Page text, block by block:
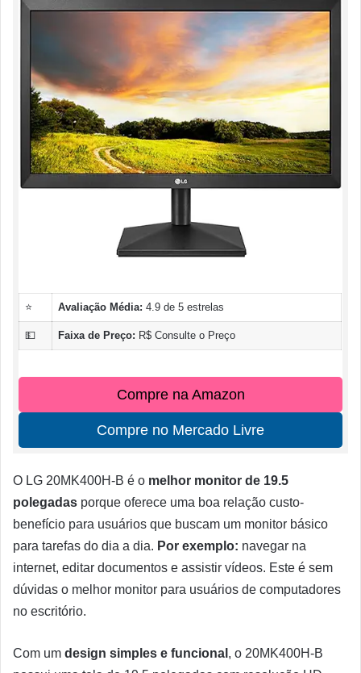
⭐ Avaliação Média: 4.9 de 5 estrelas
💵 Faixa de Preço: R$ Consulte o Preço
Compre na Amazon
Compre no Mercado Livre
O LG 20MK400H-B é o melhor monitor de 19.5
polegadas porque oferece uma boa relação custo-
benefício para usuários que buscam um monitor básico
para tarefas do dia a dia. Por exemplo: navegar na
internet, editar documentos e assistir vídeos. Este é sem
dúvidas o melhor monitor para usuários de computadores
no escritório.
Com um design simples e funcional , o 20MK400H-B